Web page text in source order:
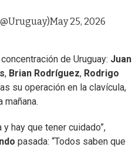
May 25, 2026
de Uruguay: Juan
, Brian Rodríguez, Rodrigo
su operación en la clavícula,
hay que tener cuidado”,
pasada: “Todos saben que